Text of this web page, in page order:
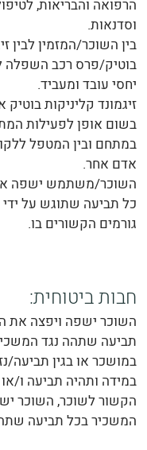
הרפואה והבריאות,
וסדנאות.
בין השוכר/המזמין לבין
בוטיק/פרס רכב השפלה
יחסי עובד ומעביד.
זיגמונד קליניקות
בשום אופן לפעילות
במתחם ובין המטפל
אדם אחר.
השוכר/משתמש ישפה
כל תביעה שתוגש על ידי
גורמים הקשורים בו.
חבות ביטוחית:
השוכר ישפה ויפצה את
תביעה שתהה נגד
במושכר או בגין תביעה/
במידה ותהיה תביעה ו/
הקשור לשוכר, השוכר
המשכיר בכל תביעה